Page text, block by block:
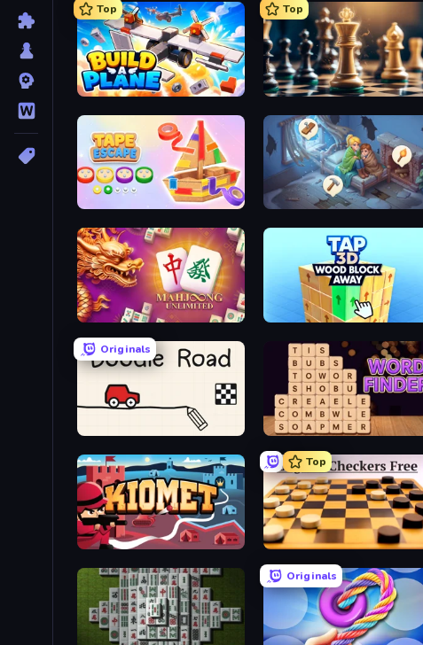
Top
Build A Plane
Top
Chess Free
Merge Haven
Mahjong Unlimited Tap 3D Wood Block Away
Originals
Word Finder
Kiomet
Top
English Checkers Free
Originals